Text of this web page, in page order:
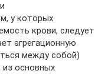
у которых
крови, следует
агрегационную
между собой)
основных